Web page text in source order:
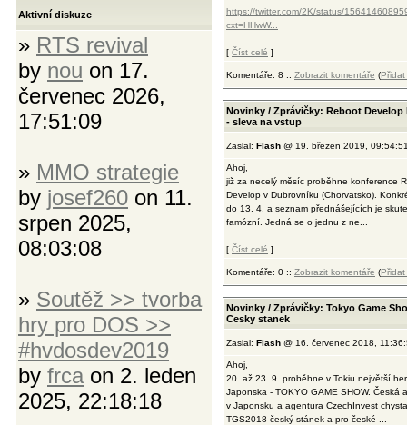
Aktivní diskuze
» RTS revival
by nou on 17.
červenec 2026,
17:51:09
» MMO strategie
by josef260 on 11.
srpen 2025,
08:03:08
» Soutěž >> tvorba
hry pro DOS >>
#hvdosdev2019
by frca on 2. leden
2025, 22:18:18
https://twitter.com/2K/status/
cxt=HHwW...
[ Číst celé ]
Komentáře: 8 :: Zobrazit komentáře (Přidat
Novinky / Zprávičky: Reboot Develop
- sleva na vstup
Zaslal: Flash @ 19. březen 2019,
Ahoj,
již za necelý měsíc proběhne konference
Develop v Dubrovníku (Chorvatsko).
do 13. 4. a seznam přednášejících je
famózní. Jedná se o jednu z ne...
[ Číst celé ]
Komentáře: 0 :: Zobrazit komentáře (Přidat
Novinky / Zprávičky: Tokyo Game
Cesky stanek
Zaslal: Flash @ 16. červenec 2018,
Ahoj,
20. až 23. 9. proběhne v Tokiu největší
Japonska - TOKYO GAME SHOW. Česká
v Japonsku a agentura CzechInvest
TGS2018 český stánek a pro české ...